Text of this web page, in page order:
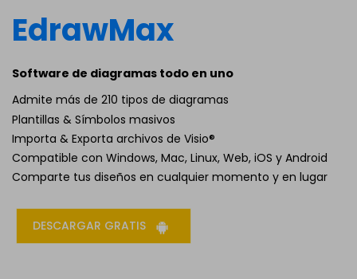
EdrawMax
Software de diagramas todo en uno
Admite más de 210 tipos de diagramas
Plantillas & Símbolos masivos
Importa & Exporta archivos de Visio®
Compatible con Windows, Mac, Linux, Web, iOS y Android
Comparte tus diseños en cualquier momento y en lugar
DESCARGAR GRATIS